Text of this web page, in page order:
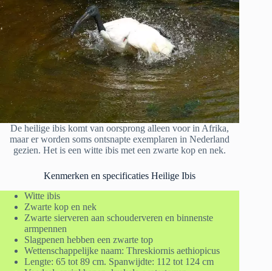
De heilige ibis komt van oorsprong alleen voor in Afrika,
maar er worden soms ontsnapte exemplaren in Nederland
gezien. Het is een witte ibis met een zwarte kop en nek.
Kenmerken en specificaties Heilige Ibis
Witte ibis
Zwarte kop en nek
Zwarte sierveren aan schouderveren en binnenste
armpennen
Slagpenen hebben een zwarte top
Wettenschappelijke naam: Threskiornis aethiopicus
Lengte: 65 tot 89 cm. Spanwijdte: 112 tot 124 cm